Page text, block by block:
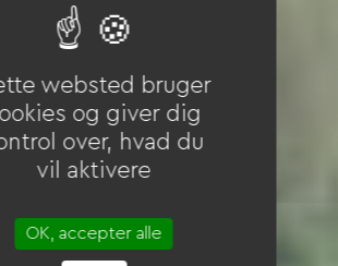
websted bruger
og giver dig
over, hvad du
vil aktivere
OK, accepter alle